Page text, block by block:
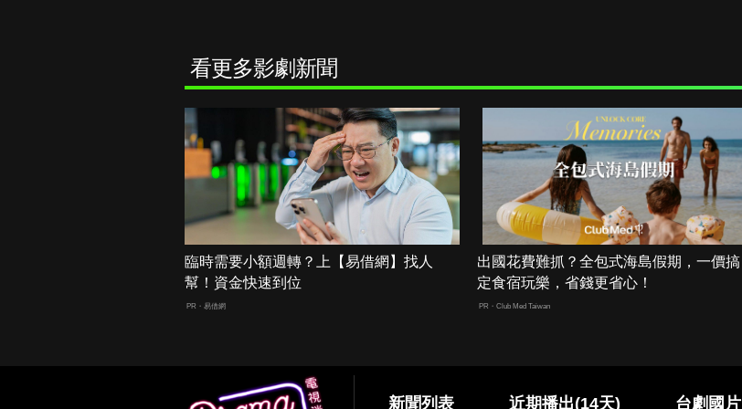
看更多影劇新聞
臨時需要小額週轉？上【易借網】找人
幫！資金快速到位
PR・易借網
出國花費難抓？全包式海島假期，一價搞
定食宿玩樂，省錢更省心！
PR・Club Med Taiwan
新聞列表 近期播出(14天) 台劇國片